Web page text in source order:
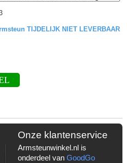
TIJDELIJK NIET LEVERBAAR
Onze klantenservice
Armsteunwinkel.nl is
onderdeel van GoodGo